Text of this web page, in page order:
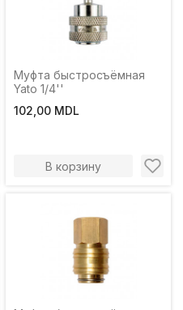
Муфта быстросъёмная
Yato 1/4''
102,00 MDL
В корзину